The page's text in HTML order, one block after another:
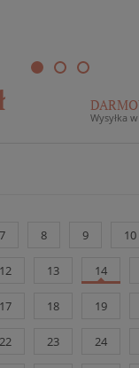
Wysyłka
7 8 9 10
12 13 14
17 18 19
22 23 24